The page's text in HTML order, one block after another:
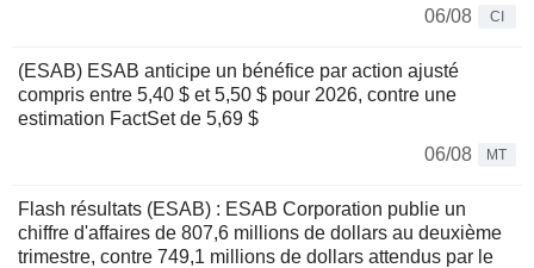
06/08
CI
(ESAB) ESAB anticipe un bénéfice par action ajusté
compris entre 5,40 $ et 5,50 $ pour 2026, contre une
estimation FactSet de 5,69 $
06/08
MT
Flash résultats (ESAB) : ESAB Corporation publie un
chiffre d'affaires de 807,6 millions de dollars au deuxième
trimestre, contre 749,1 millions de dollars attendus par le